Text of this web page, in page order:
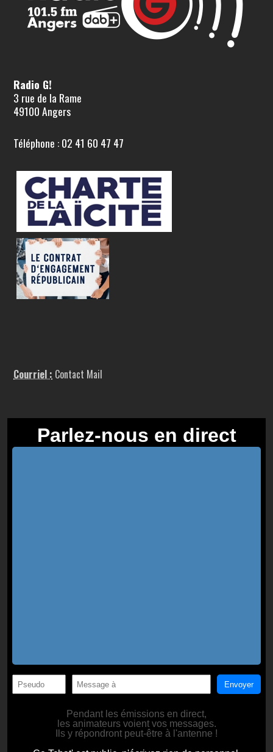
Radio G!
3 rue de la Rame
49100 Angers
Téléphone : 02 41 60 47 47
Courriel : Contact Mail